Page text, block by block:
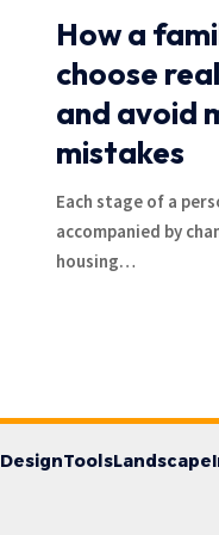
How a
choose
and avoid
mistakes
Each stage of a
accompanied by
housing…
DesignToolsLandscape